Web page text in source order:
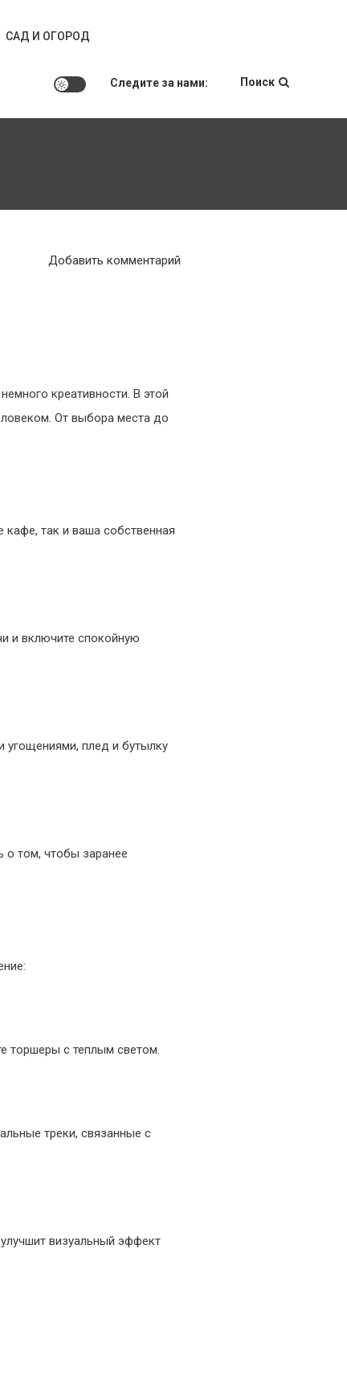
САД И ОГОРОД
Следите за нами: Поиск
Добавить комментарий
креативности. В этой
От выбора места до
так и ваша собственная
и включите спокойную
угощениями, плед и бутылку
о том, чтобы заранее
торшеры с теплым светом.
треки, связанные с
визуальный эффект